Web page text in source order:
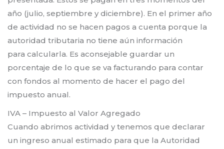
año (julio, septiembre y diciembre). En el primer año
de actividad no se hacen pagos a cuenta porque la
autoridad tributaria no tiene aún información
para calcularla. Es aconsejable guardar un
porcentaje de lo que se va facturando para contar
con fondos al momento de hacer el pago del
impuesto anual.
IVA – Impuesto al Valor Agregado
Cuando abrimos actividad y tenemos que declarar
un ingreso anual estimado para que la Autoridad